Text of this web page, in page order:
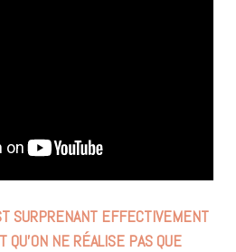
SURPRENANT EFFECTIVEMENT
QU’ON NE RÉALISE PAS QUE